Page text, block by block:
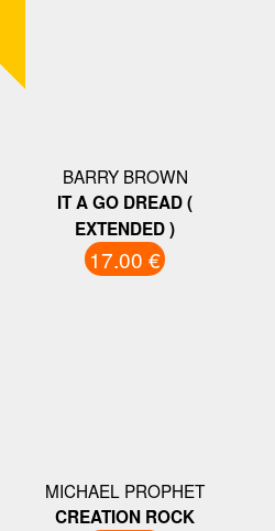
BARRY BROWN
IT A GO DREAD (
EXTENDED )
17.00 €
MICHAEL PROPHET
CREATION ROCK